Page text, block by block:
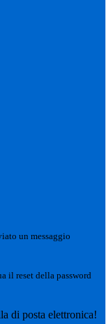
un messaggio
il reset della password
di posta elettronica!